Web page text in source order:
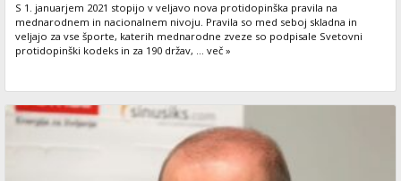
S 1. januarjem 2021 stopijo v veljavo nova protidopinška pravila na
mednarodnem in nacionalnem nivoju. Pravila so med seboj skladna in
veljajo za vse športe, katerih mednarodne zveze so podpisale Svetovni
protidopinški kodeks in za 190 držav, ... več »